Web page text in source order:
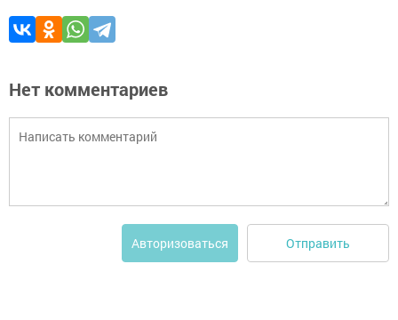
Нет комментариев
Авторизоваться Отправить